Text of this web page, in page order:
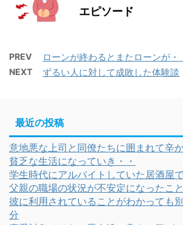
エピソード
PREV ローンが終わるとまたローンが・
NEXT ずるい人に対して成敗した体験談
最近の投稿
意地悪な上司と同僚たちに囲まれて辛
貧乏な生活になっていき・・
学生時代にアルバイトしていた居酒屋
父親の職場の状況が不安定になったこ
彼に利用されていることがわかっても
分